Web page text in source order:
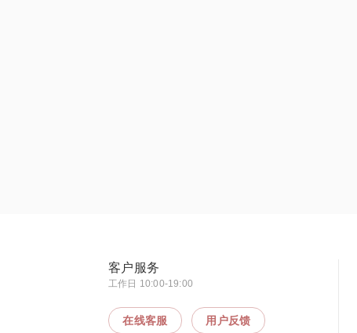
客户服务
工作日 10:00-19:00
在线客服 用户反馈